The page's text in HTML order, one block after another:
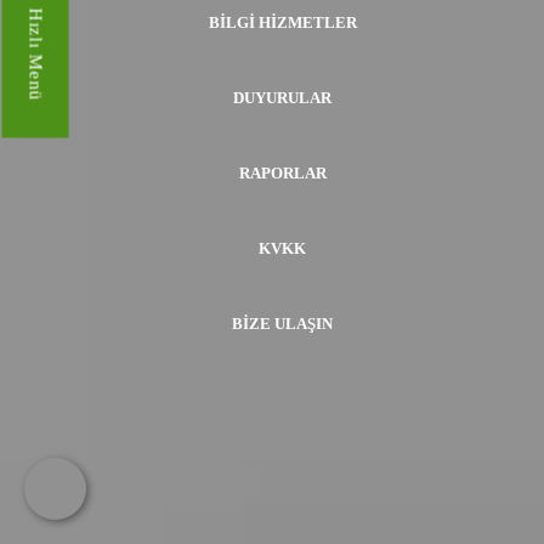
Hızlı Menü BILGI HIZMETLER
DUYURULAR
RAPORLAR
KVKK
BIZE ULAŞIN